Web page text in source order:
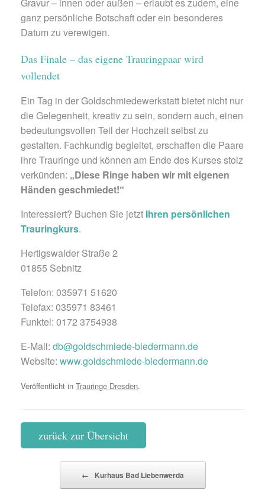
Gravur – innen oder außen – erlaubt es zudem, eine
ganz persönliche Botschaft oder ein besonderes
Datum zu verewigen.
Das Finale – das eigene Trauringpaar wird
vollendet
Ein Tag in der Goldschmiedewerkstatt bietet nicht nur
die Gelegenheit, kreativ zu sein, sondern auch, einen
bedeutungsvollen Teil der Hochzeit selbst zu
gestalten. Fachkundig begleitet, erschaffen die Paare
ihre Trauringe und können am Ende des Kurses stolz
verkünden: „Diese Ringe haben wir mit eigenen
Händen geschmiedet!“
Interessiert? Buchen Sie jetzt Ihren persönlichen
Trauringkurs.
Hertigswalder Straße 2
01855 Sebnitz
Telefon: 035971 51620
Telefax: 035971 83461
Funktel: 0172 3754938
E-Mail: db@goldschmiede-biedermann.de
Website: www.goldschmiede-biedermann.de
Veröffentlicht in Trauringe Dresden.
zurück zur Übersicht
← Kurhaus Bad Liebenwerda